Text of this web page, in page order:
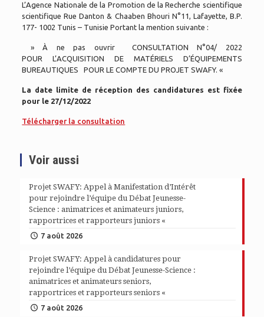
L’Agence Nationale de la Promotion de la Recherche scientifique
scientifique Rue Danton & Chaaben Bhouri N°11, Lafayette, B.P.
177- 1002 Tunis – Tunisie Portant la mention suivante :
» À ne pas ouvrir CONSULTATION N°04/ 2022
POUR L’ACQUISITION DE MATÉRIELS D’ÉQUIPEMENTS
BUREAUTIQUES POUR LE COMPTE DU PROJET SWAFY. «
La date limite de réception des candidatures est fixée
pour le 27/12/2022
Télécharger la consultation
Voir aussi
Projet SWAFY: Appel à Manifestation d’Intérêt
pour rejoindre l’équipe du Débat Jeunesse-
Science : animatrices et animateurs juniors,
rapportrices et rapporteurs juniors «
7 août 2026
Projet SWAFY: Appel à candidatures pour
rejoindre l’équipe du Débat Jeunesse-Science :
animatrices et animateurs seniors,
rapportrices et rapporteurs seniors «
7 août 2026